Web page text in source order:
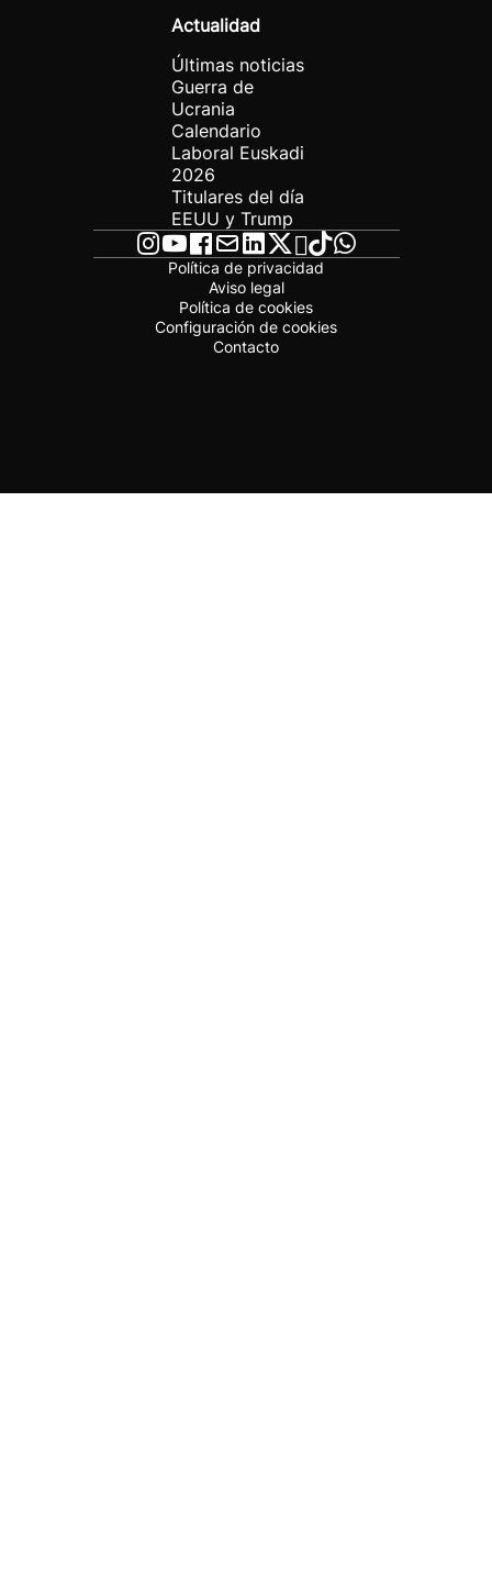
Actualidad
Últimas noticias
Guerra de
Ucrania
Calendario
Laboral Euskadi
2026
Titulares del día
EEUU y Trump
Política de privacidad
Aviso legal
Política de cookies
Configuración de cookies
Contacto